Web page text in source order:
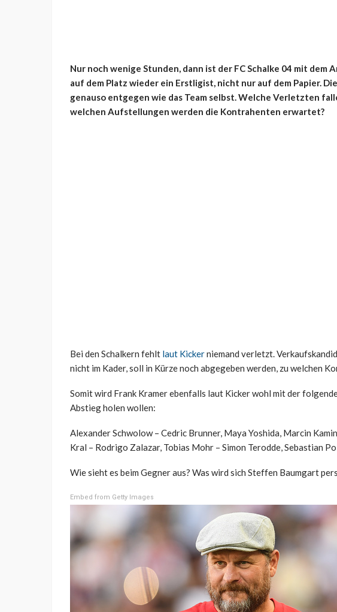
Nur noch wenige Stunden, dann ist der FC Schalke 04 mit dem
auf dem Platz wieder ein Erstligist, nicht nur auf dem Papier.
genauso entgegen wie das Team selbst. Welche Verletzten
welchen Aufstellungen werden die Kontrahenten erwartet?
Bei den Schalkern fehlt laut Kickerniemand verletzt.
nicht im Kader, soll in Kürze noch abgegeben werden, zu welchen
Somit wird Frank Kramer ebenfalls laut Kicker wohl mit der
Abstieg holen wollen:
Alexander Schwolow – Cedric Brunner, Maya Yoshida, Marcin
Kral – Rodrigo Zalazar, Tobias Mohr – Simon Terodde, Sebastian
Wie sieht es beim Gegner aus? Was wird sich Steffen Baumgart
Embed from Getty Images